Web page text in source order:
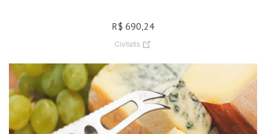
R$ 690,24
Civitatis